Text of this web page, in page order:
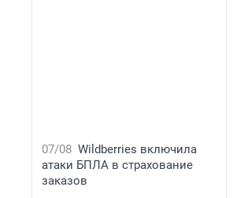
07/08 Wildberries включила
атаки БПЛА в страхование
заказов